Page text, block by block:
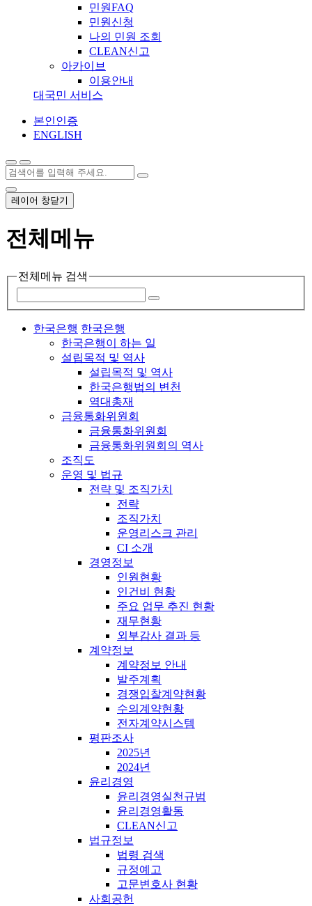
민원FAQ
민원신청
나의 민원 조회
CLEAN신고
아카이브
이용안내
대국민 서비스
본인인증
ENGLISH
레이어 창닫기
전체메뉴
전체메뉴 검색
한국은행 한국은행
한국은행이 하는 일
설립목적 및 역사
설립목적 및 역사
한국은행법의 변천
역대총재
금융통화위원회
금융통화위원회
금융통화위원회의 역사
조직도
운영 및 법규
전략 및 조직가치
전략
조직가치
운영리스크 관리
CI 소개
경영정보
인원현황
인건비 현황
주요 업무 추진 현황
재무현황
외부감사 결과 등
계약정보
계약정보 안내
발주계획
경쟁입찰계약현황
수의계약현황
전자계약시스템
평판조사
2025년
2024년
윤리경영
윤리경영실천규범
윤리경영활동
CLEAN신고
법규정보
법령 검색
규정예고
고문변호사 현황
사회공헌